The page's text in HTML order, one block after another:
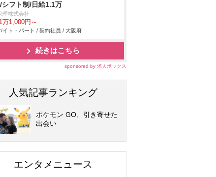
シフト制/日給1.1万
理株式会社
万1,000円～
イト・パート / 契約社員 / 大阪府
続きはこちら
sponsored by 求人ボックス
人気記事ランキング
ポケモン GO、引き寄せた
出会い
エンタメニュース